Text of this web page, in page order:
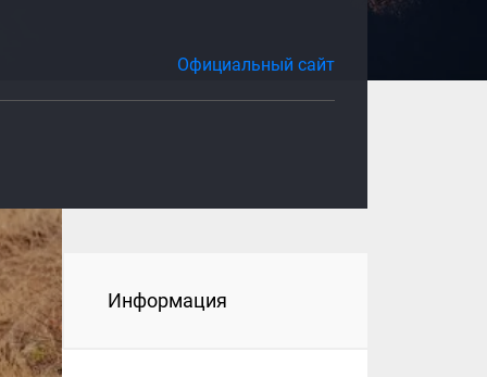
Официальный сайт
Информация